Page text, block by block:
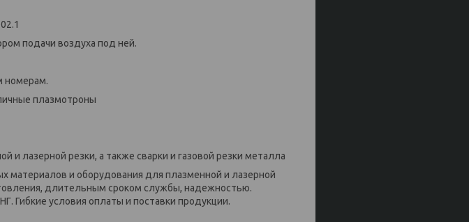
подачи воздуха под ней.
номерам.
плазмотроны
лазерной резки, а также сварки и газовой резки металла
и оборудования для плазменной и лазерной
длительным сроком службы, надежностью.
Гибкие условия оплаты и поставки продукции.